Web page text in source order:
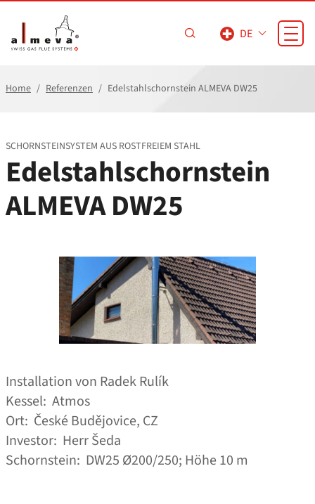
DE
Home Referenzen Edelstahlschornstein ALMEVA DW25
SCHORNSTEINSYSTEM AUS ROSTFREIEM STAHL
Edelstahlschornstein
ALMEVA DW25
Installation von Radek Rulík
Kessel: Atmos
Ort: České Budějovice, CZ
Investor: Herr Šeda
Schornstein: DW25 Ø200/250; Höhe 10 m